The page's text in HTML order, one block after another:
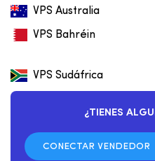
VPS Australia
VPS Bahréin
VPS Sudáfrica
¿TIENES